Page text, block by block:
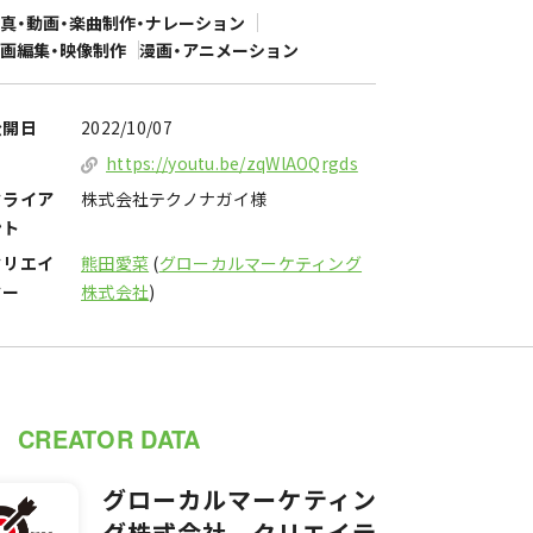
・動画・楽曲制作・ナレーション
編集・映像制作 漫画・アニメーション
日
2022/10/07
https://youtu.be/zqWlAOQrgds
イア
株式会社テクノナガイ様
エイ
熊田愛菜 (グローカルマーケティング
株式会社)
CREATOR DATA
グローカルマーケティン